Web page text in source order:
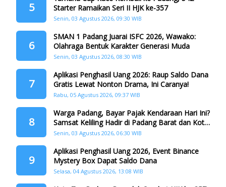
5
Starter Ramaikan Seri II HJK ke-357
Senin, 03 Agustus 2026, 09:30 WIB
6
SMAN 1 Padang Juarai ISFC 2026, Wawako:
Olahraga Bentuk Karakter Generasi Muda
Senin, 03 Agustus 2026, 08:30 WIB
7
Aplikasi Penghasil Uang 2026: Raup Saldo Dana
Gratis Lewat Nonton Drama, Ini Caranya!
Rabu, 05 Agustus 2026, 09:37 WIB
8
Warga Padang, Bayar Pajak Kendaraan Hari Ini?
Samsat Keliling Hadir di Padang Barat dan Koto
Tangah
Senin, 03 Agustus 2026, 06:30 WIB
9
Aplikasi Penghasil Uang 2026, Event Binance
Mystery Box Dapat Saldo Dana
Selasa, 04 Agustus 2026, 13:08 WIB